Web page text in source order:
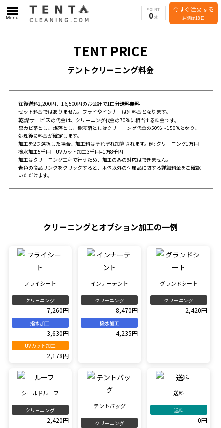
POINT
0
今すぐ注文する
納期は18日
Menu
TENT PRICE
テントクリーニング料金
往復送料2,200円、16,500円のお会計で1口分送料無料
セット料金ではありません。フライやインナーは別料金となります。
乾燥サービスの代金は、クリーニング代金の70%に相当する料金です。
黒カビ落とし、煤落とし、樹液落としはクリーニング代金の50%～150%となり、
処理後に料金が確定します。
加工を2つ選択した場合、加工料はそれぞれ加算されます。例: クリーニング1万円＋
撥水加工5千円＋UVカット加工3千円=1万8千円
加工はクリーニング工程で行うため、加工のみの対応はできません。
青色の商品リンクをクリックすると、本体以外の付属品に関する詳細料金をご確認
いただけます。
クリーニングとオプション加工の一例
フライシート
クリーニング
7,260円
撥水加工
3,630円
UVカット加工
2,178円
インナーテント
クリーニング
8,470円
撥水加工
4,235円
グランドシート
クリーニング
2,420円
シールドルーフ
クリーニング
2,420円
テントバッグ
クリーニング
送料
送料
0円